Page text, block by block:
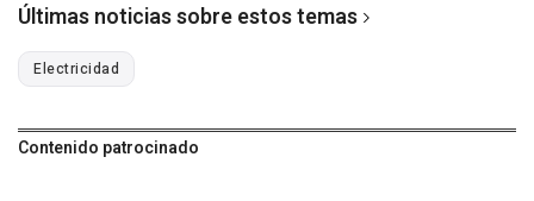
Últimas noticias sobre estos temas
Electricidad
Contenido patrocinado